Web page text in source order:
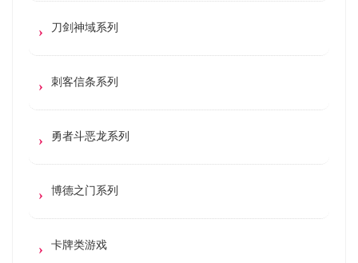
刀剑神域系列
刺客信条系列
勇者斗恶龙系列
博德之门系列
卡牌类游戏